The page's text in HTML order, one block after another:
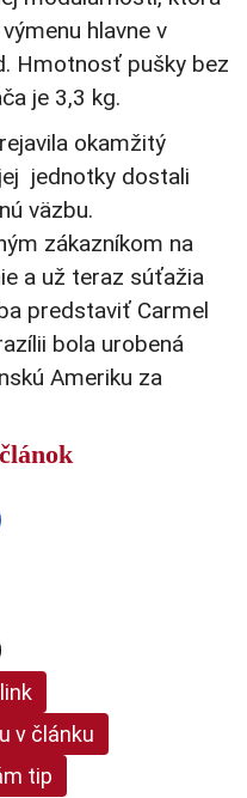
hlavne v
Hmotnosť pušky bez
je 3,3 kg.
okamžitý
jednotky dostali
väzbu.
zákazníkom na
a už teraz súťažia
predstaviť Carmel
bola urobená
Ameriku za
v článku
tip